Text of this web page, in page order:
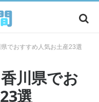
でおすすめ人気お土産23選
川県でお
選